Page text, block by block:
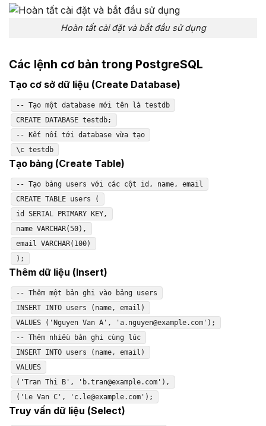
Hoàn tất cài đặt và bắt đầu sử dụng
Các lệnh cơ bản trong PostgreSQL
Tạo cơ sở dữ liệu (Create Database)
-- Tạo một database mới tên là testdb
CREATE DATABASE testdb;
-- Kết nối tới database vừa tạo
\c testdb
Tạo bảng (Create Table)
-- Tạo bảng users với các cột id, name, email
CREATE TABLE users (
id SERIAL PRIMARY KEY,
name VARCHAR(50),
email VARCHAR(100)
);
Thêm dữ liệu (Insert)
-- Thêm một bản ghi vào bảng users
INSERT INTO users (name, email)
VALUES ('Nguyen Van A', 'a.nguyen@example.com');
-- Thêm nhiều bản ghi cùng lúc
INSERT INTO users (name, email)
VALUES
('Tran Thi B', 'b.tran@example.com'),
('Le Van C', 'c.le@example.com');
Truy vấn dữ liệu (Select)